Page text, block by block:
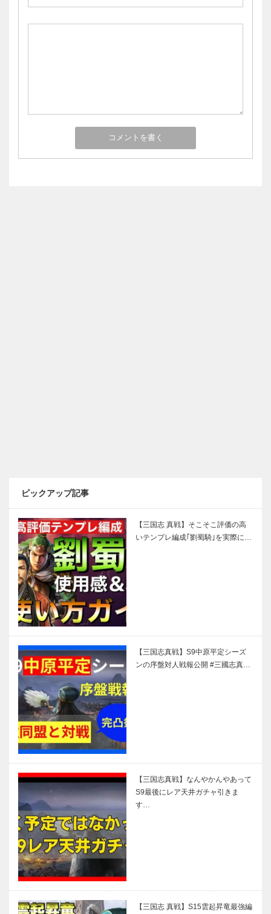
ピックアップ記事
【三国志 真戦】そこそこ評価の高
いテンプレ編成｢劉蜀騎｣を実際に…
【三国志真戦】S9中原平定シーズ
ンの序盤対人戦報公開 #三國志真…
【三国志真戦】なんやかんやあって
S9最後にレア天井ガチャ引きま
す…
【三国志 真戦】S15雲起昇竜最強編